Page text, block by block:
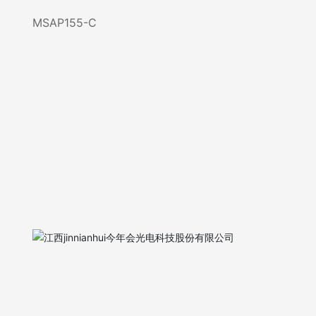
MSAP155-C